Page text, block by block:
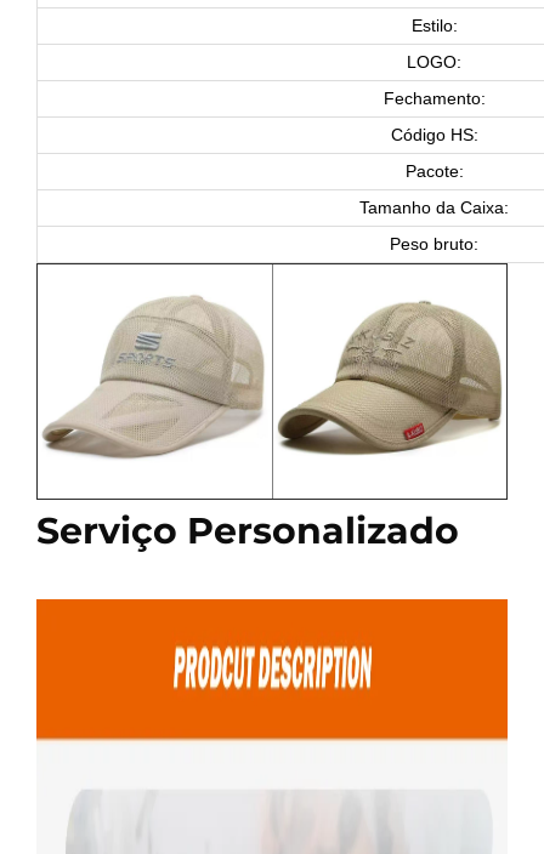
Estilo:
LOGO:
Fechamento:
Código HS:
Pacote:
Tamanho da Caixa:
Peso bruto:
Serviço Personalizado